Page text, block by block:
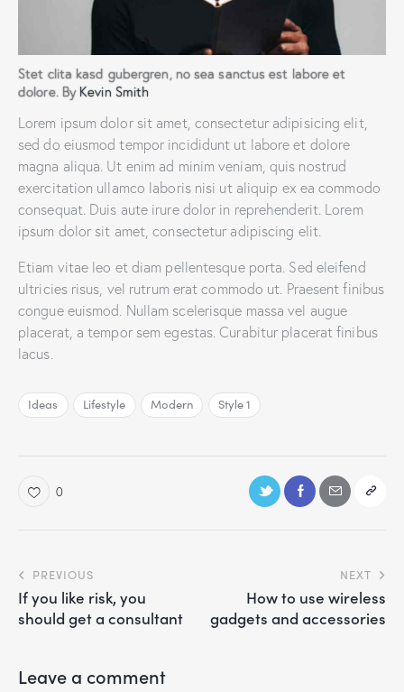
Stet clita kasd gubergren, no sea sanctus est labore et
dolore. ByKevin Smith
Lorem ipsum dolor sit amet, consectetur adipisicing elit,
sed do eiusmod tempor incididunt ut labore et dolore
magna aliqua. Ut enim ad minim veniam, quis nostrud
exercitation ullamco laboris nisi ut aliquip ex ea commodo
consequat. Duis aute irure dolor in reprehenderit. Lorem
ipsum dolor sit amet, consectetur adipiscing elit.
Etiam vitae leo et diam pellentesque porta. Sed eleifend
ultricies risus, vel rutrum erat commodo ut. Praesent finibus
congue euismod. Nullam scelerisque massa vel augue
placerat, a tempor sem egestas. Curabitur placerat finibus
lacus.
Ideas Lifestyle Modern Style 1
0
PREVIOUS
If you like risk, you
should get a consultant
NEXT
How to use wireless
gadgets and accessories
Leave a comment